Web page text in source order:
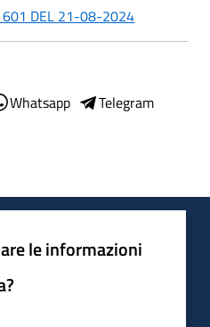
601 DEL 21-08-2024
Whatsapp
Telegram
le informazioni